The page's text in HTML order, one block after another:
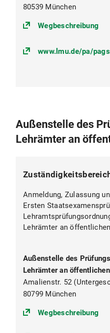
80539 München
Wegbeschreibung
www.lmu.de/pa/pags
Außenstelle des
Lehrämter an
Anmeldung, Zulassung
Ersten
Lehrämter an
Außenstelle des
Lehrämter an
Amalienstr. 52
80799 München
Wegbeschreibung